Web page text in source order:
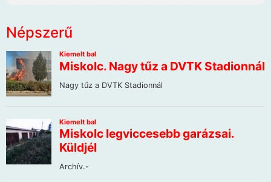
Népszerű